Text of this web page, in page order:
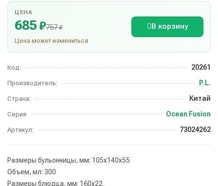
ЦЕНА
685 ₽757₽
Цена может измениться
В корзину
Код: 20261
Производитель: P.L.
Страна: Китай
Серия: Ocean Fusion
Артикул: 73024262
Размеры бульонницы, мм: 105х140х55
Объем, мл: 300
Размеры блюдца, мм: 160х22